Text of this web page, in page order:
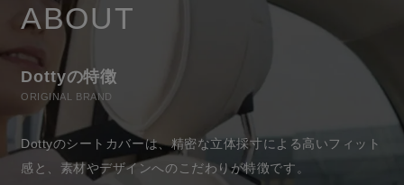
ABOUT
Dottyの特徴
ORIGINAL BRAND
Dottyのシートカバーは、精密な立体採寸による高いフィット
感と、素材やデザインへのこだわりが特徴です。